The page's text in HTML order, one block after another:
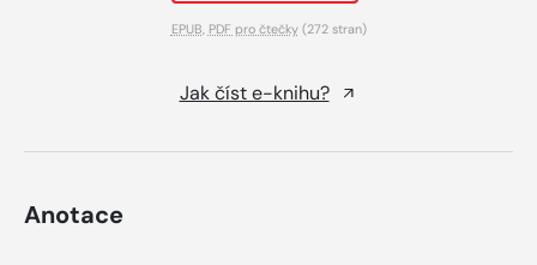
EPUB PDF pro čtečky(272 stran)
Jak číst e-knihu?
Anotace